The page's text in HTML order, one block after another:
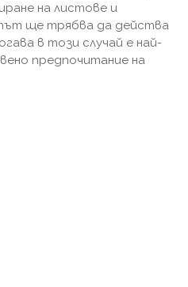
на листове и
ще трябва да действа
в този случай е най-
предпочитание на